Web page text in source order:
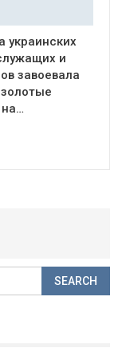
украинских
и
завоевала